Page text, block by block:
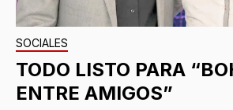
SOCIALES
TODO LISTO PARA
ENTRE AMIGOS”